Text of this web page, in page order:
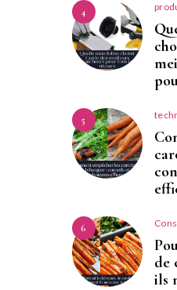
4
5
6
de
ils